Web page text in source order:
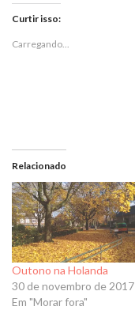
em
janela)
Curtir isso:
Carregando...
Relacionado
Outono na Holanda
30 de novembro de 2017
Em "Morar fora"